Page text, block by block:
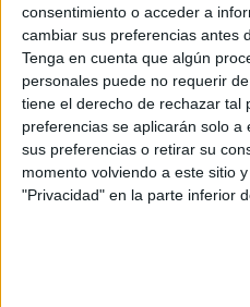
consentimiento o acceder a
cambiar sus preferencias antes
Tenga en cuenta que algún
personales puede no requerir
tiene el derecho de rechazar tal
preferencias se aplicarán solo
sus preferencias o retirar su
momento volviendo a este sitio
"Privacidad" en la parte inferior
COMPARTÍ ESTA NOTA
EN ESTA NOTA
PERSONALIDAES: LUNA DE HOY